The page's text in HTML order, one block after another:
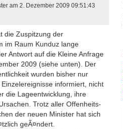
am 2. Dezember 2009 09:51:43
die Zuspitzung der
im Raum Kunduz lange
Antwort auf die Kleine Anfrage
2009 (siehe unten). Der
wurden bisher nur
informiert, nicht
die Lageentwicklung, ihre
Trotz aller Offenheits-
der neuen Minister hat sich
geÃ¤ndert.